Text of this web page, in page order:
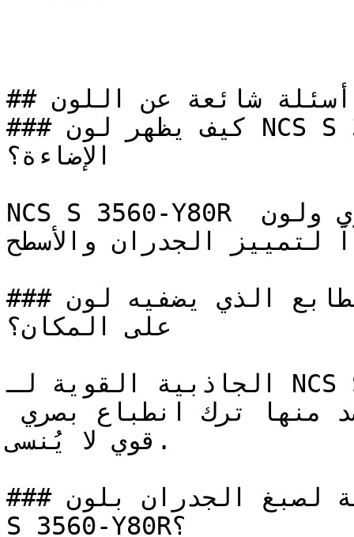
## أسئلة شائعة عن اللون
### كيف يظهر لون NCS S 3560-Y80R في الغرف مع
الإضاءة؟
NCS S 3560-Y80R أحمر جريء ومتوسط بحضور قوي ولون
الجدران والأسطح.
### ما هو الطابع الذي يضفيه لون NCS S 3560-Y80R
على المكان؟
الجاذبية القوية لـ NCS S 3560-Y80R تجعله خياراً
قوي لا يُنسى.
### ما هي المساحات المثالية لصبغ الجدران بلون NCS
S 3560-Y80R؟